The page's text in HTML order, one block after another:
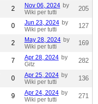
2 Nov 06, 2024 by
Wiki per tutti
205
0 Jun 23, 2024 by
Wiki per tutti
127
2 May 28, 2024 by
Wiki per tutti
169
7 Apr 28, 2024 by
Gitz
282
0 Apr 25, 2024 by
Wiki per tutti
136
9 Apr 24, 2024 by
Wiki per tutti
271